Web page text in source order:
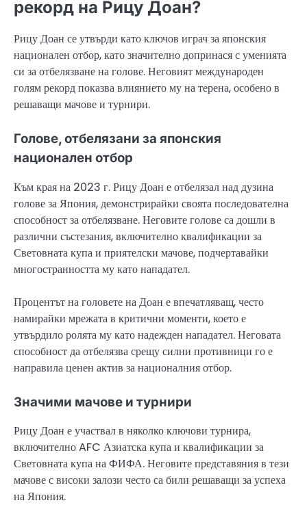
рекорд на Рицу Доан?
Рицу Доан се утвърди като ключов играч за японския
национален отбор, като значително допринася с уменията
си за отбелязване на голове. Неговият международен
голям рекорд показва влиянието му на терена, особено в
решаващи мачове и турнири.
Голове, отбелязани за японския
национален отбор
Към края на 2023 г. Рицу Доан е отбелязал над дузина
голове за Япония, демонстрирайки своята последователна
способност за отбелязване. Неговите голове са дошли в
различни състезания, включително квалификации за
Световната купа и приятелски мачове, подчертавайки
многостранността му като нападател.
Процентът на головете на Доан е впечатляващ, често
намирайки мрежата в критични моменти, което е
утвърдило ролята му като надежден нападател. Неговата
способност да отбелязва срещу силни противници го е
направила ценен актив за националния отбор.
Значими мачове и турнири
Рицу Доан е участвал в няколко ключови турнира,
включително AFC Азиатска купа и квалификации за
Световната купа на ФИФА. Неговите представяния в тези
мачове с високи залози често са били решаващи за успеха
на Япония.